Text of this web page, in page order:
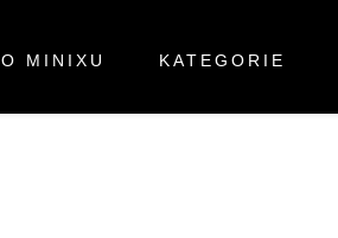
O MINIXU KATEGORIE